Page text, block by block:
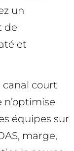
un
de
et
canal court
n’optimise
équipes sur
marge,